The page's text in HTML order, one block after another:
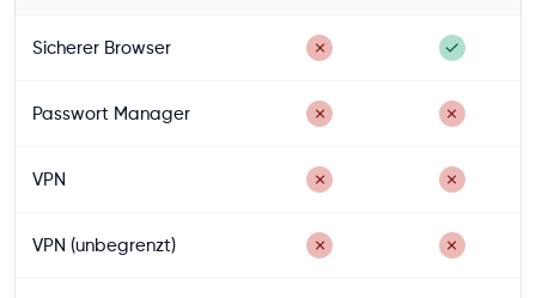
Sicherer Browser ✗ ✓
Passwort Manager ✗ ✗
VPN ✗ ✗
VPN (unbegrenzt) ✗ ✗